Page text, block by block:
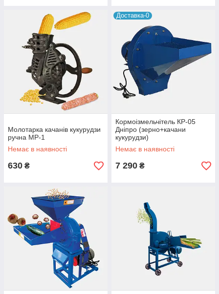
Молотарка качанів кукурудзи
ручна МР-1
Немає в наявності
630 ₴
Доставка-0
Кормоізмельчітель КР-05
Дніпро (зерно+качани
кукурудзи)
Немає в наявності
7 290 ₴